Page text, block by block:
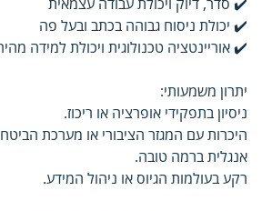
✔️ יכולת ניסוח גבוהה בכתב ובעל פה
✔️ אוריינטציה טכנולוגית ויכולת למידה
יתרון משמעותי:
ניסיון בתפקידי אופרציה או ריכוז.
היכרות עם המגזר הציבורי או מערכת
אנגלית ברמה טובה.
רקע בעולמות הגיוס או ניהול המידע.